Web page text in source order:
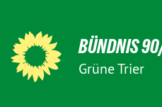
BÜNDNIS
Grüne Trier